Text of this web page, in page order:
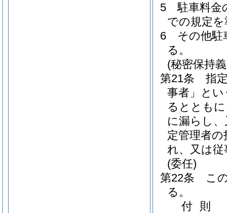
5
駐車料金
での規定
6
その他駐
る。
(秘密保持
第21条
指
事者」とい
るととも
に漏らし
定管理者
れ、又は
(委任)
第22条
こ
る。
付 則